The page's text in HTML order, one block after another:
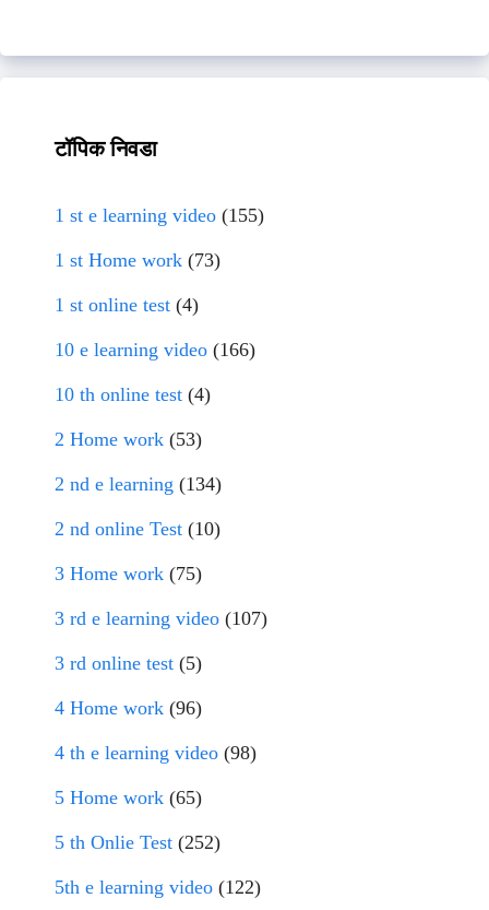
टॉपिक निवडा
1 st e learning video (155)
1 st Home work (73)
1 st online test (4)
10 e learning video (166)
10 th online test (4)
2 Home work (53)
2 nd e learning (134)
2 nd online Test (10)
3 Home work (75)
3 rd e learning video (107)
3 rd online test (5)
4 Home work (96)
4 th e learning video (98)
5 Home work (65)
5 th Onlie Test (252)
5th e learning video (122)